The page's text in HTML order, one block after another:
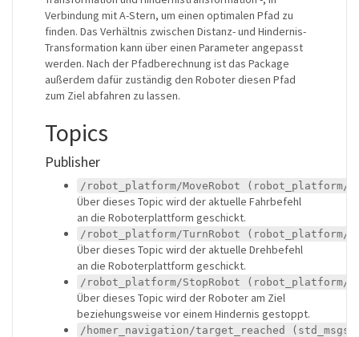
Verbindung mit A-Stern, um einen optimalen Pfad zu
finden. Das Verhältnis zwischen Distanz- und Hindernis-
Transformation kann über einen Parameter angepasst
werden. Nach der Pfadberechnung ist das Package
außerdem dafür zuständig den Roboter diesen Pfad
zum Ziel abfahren zu lassen.
Topics
Publisher
/robot_platform/MoveRobot (robot_platform/
Über dieses Topic wird der aktuelle Fahrbefehl
an die Roboterplattform geschickt.
/robot_platform/TurnRobot (robot_platform/
Über dieses Topic wird der aktuelle Drehbefehl
an die Roboterplattform geschickt.
/robot_platform/StopRobot (robot_platform/
Über dieses Topic wird der Roboter am Ziel
beziehungsweise vor einem Hindernis gestoppt.
/homer_navigation/target_reached (std_msgs/